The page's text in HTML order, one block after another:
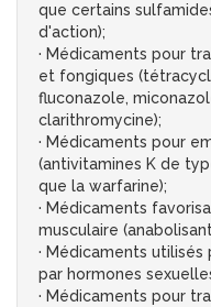
que certains
d'action);
· Médicaments pour
et fongiques
fluconazole,
clarithromycine);
· Médicaments pour
(antivitamines K de
que la warfarine);
· Médicaments
musculaire
· Médicaments
par hormones
· Médicaments pour